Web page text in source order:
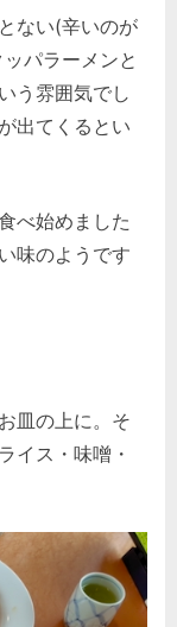
ない(辛いのが
パラーメンと
う雰囲気でし
出てくるとい
べ始めました
味のようです
皿の上に。そ
イス・味噌・